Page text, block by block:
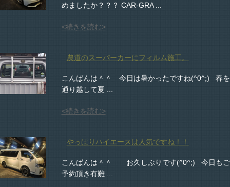
めましたか？？？ CAR-GRA ...
<続きを読む>
農道のスーパーカーにフィルム施工。
こんばんは＾＾ 今日は暑かったですね(^0^;) 春を
通り越して夏 ...
<続きを読む>
やっぱりハイエースは人気ですね！！
こんばんは＾＾ お久しぶりです(^0^;) 今日もご
予約頂き有難 ...